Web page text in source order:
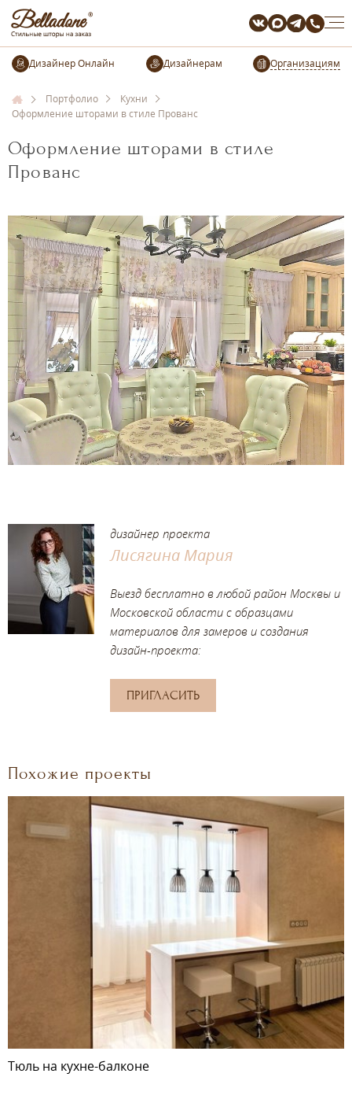
Организациям
Портфолио
Кухни
Оформление шторами в стиле Прованс
Оформление шторами в стиле
Прованс
дизайнер проекта
Лисягина Мария
Выезд бесплатно в любой район Москвы и
Московской области с образцами
материалов для замеров и создания
дизайн-проекта:
ПРИГЛАСИТЬ
Похожие проекты
Тюль на кухне-балконе